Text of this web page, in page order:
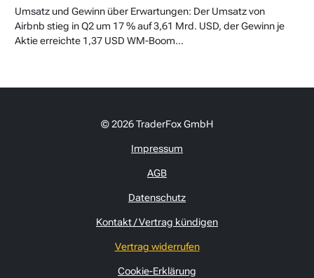
Umsatz und Gewinn über Erwartungen: Der Umsatz von
Airbnb stieg in Q2 um 17 % auf 3,61 Mrd. USD, der Gewinn je
Aktie erreichte 1,37 USD WM-Boom...
© 2026 TraderFox GmbH
Impressum
AGB
Datenschutz
Kontakt / Vertrag kündigen
Vertrag widerrufen
Cookie-Erklärung